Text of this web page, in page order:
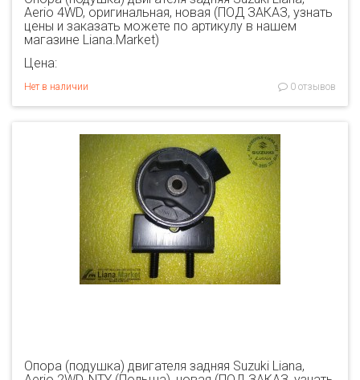
Aerio 4WD, оригинальная, новая (ПОД ЗАКАЗ, узнать
цены и заказать можете по артикулу в нашем
магазине Liana.Market)
Цена:
Нет в наличии 0 отзывов
Опора (подушка) двигателя задняя Suzuki Liana,